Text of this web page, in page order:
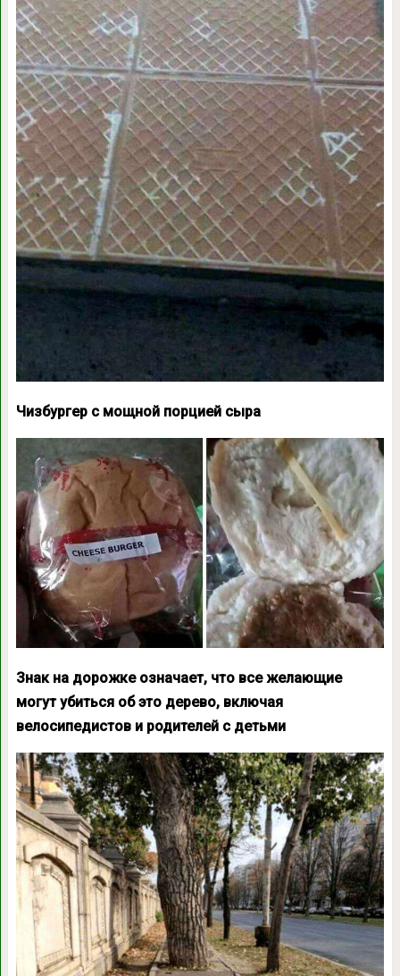
Чизбургер с мощной порцией сыра
Знак на дорожке означает, что все желающие
могут убиться об это дерево, включая
велосипедистов и родителей с детьми